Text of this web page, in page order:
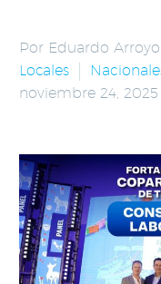
Por Eduardo Arroyo
Locales
noviembre 24, 2025